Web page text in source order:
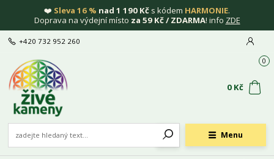
❤️ Sleva 16 % nad 1 190 Kč s kódem HARMONIE.
Doprava na výdejní místo za 59 Kč / ZDARMA! info ZDE
Menu
+420 732 952 260
0
0 Kč